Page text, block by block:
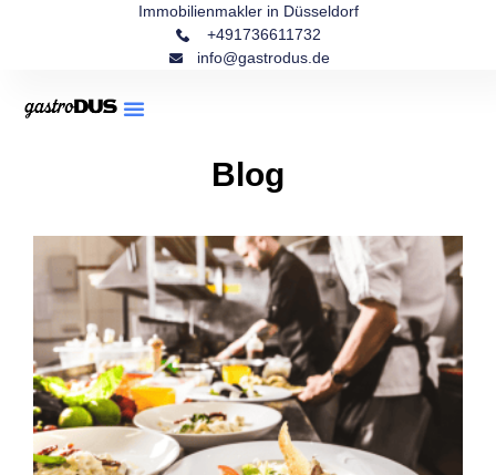
Immobilienmakler in Düsseldorf
info@gastrodus.de
+491736611732
Blog